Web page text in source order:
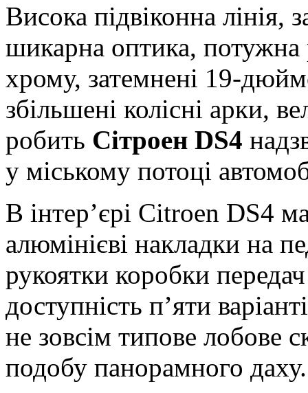
Висока підвіконна лінія,
шикарна оптика, потужна
хрому, затемнені 19-
збільшені колісні арки,
робить Сітроен DS4
у міському потоці
В інтер’єрі Citroen DS4
алюмінієві накладки на
рукоятки коробки
доступність п’яти
не зовсім типове лобове
подобу панорамного даху.